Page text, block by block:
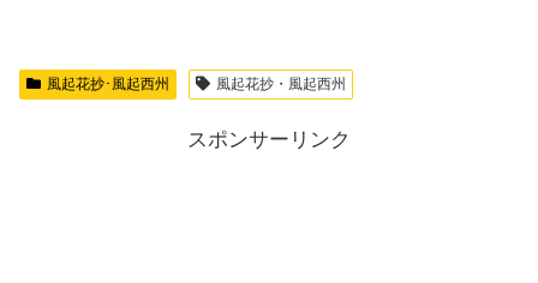
風起花抄･風起西州 風起花抄・風起西州
スポンサーリンク